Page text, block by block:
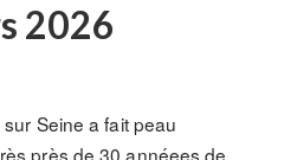
2026
Seine a fait peau
près de 30 annéees de